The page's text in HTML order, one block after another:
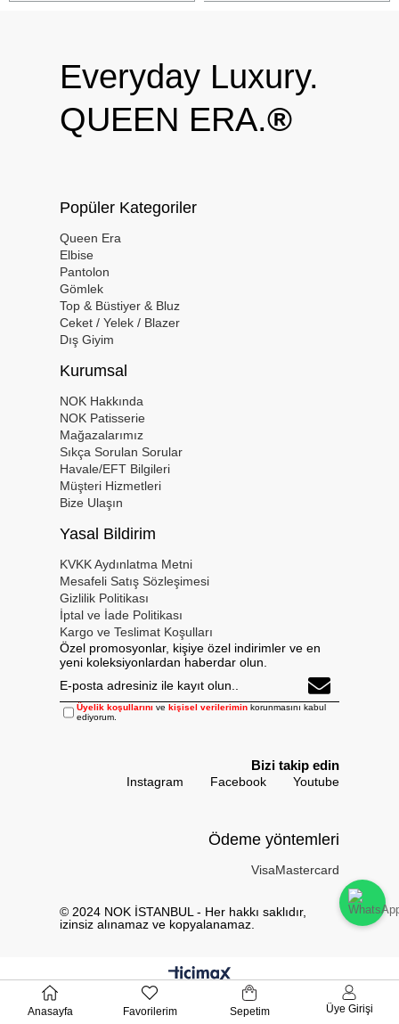
Everyday Luxury.
QUEEN ERA.®
Popüler Kategoriler
Queen Era
Elbise
Pantolon
Gömlek
Top & Büstiyer & Bluz
Ceket / Yelek / Blazer
Dış Giyim
Kurumsal
NOK Hakkında
NOK Patisserie
Mağazalarımız
Sıkça Sorulan Sorular
Havale/EFT Bilgileri
Müşteri Hizmetleri
Bize Ulaşın
Yasal Bildirim
KVKK Aydınlatma Metni
Mesafeli Satış Sözleşimesi
Gizlilik Politikası
İptal ve İade Politikası
Kargo ve Teslimat Koşulları
Özel promosyonlar, kişiye özel indirimler ve en
yeni koleksiyonlardan haberdar olun.
Üyelik koşullarını ve kişisel verilerimin korunmasını kabul
ediyorum.
Bizi takip edin
Instagram Facebook Youtube
Ödeme yöntemleri
VisaMastercard
© 2024 NOK İSTANBUL - Her hakkı saklıdır,
izinsiz alınamaz ve kopyalanamaz.
Anasayfa Favorilerim Sepetim Üye Girişi